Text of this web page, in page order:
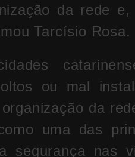
da rede e,
Tarcísio Rosa.
ou mal
da
uma das
segurança nas